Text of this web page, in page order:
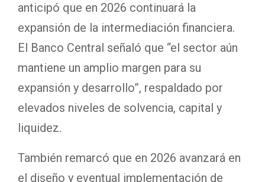
anticipó que en 2026 continuará la
expansión de la intermediación financiera.
El Banco Central señaló que “el sector aún
mantiene un amplio margen para su
expansión y desarrollo”, respaldado por
elevados niveles de solvencia, capital y
liquidez.
También remarcó que en 2026 avanzará en
el diseño y eventual implementación de